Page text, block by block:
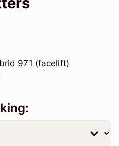
971 (facelift)